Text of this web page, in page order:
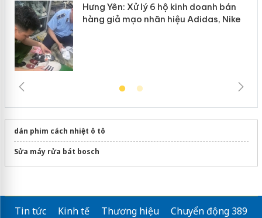
Hưng Yên: Xử lý 6 hộ kinh doanh bán
hàng giả mạo nhãn hiệu Adidas, Nike
dán phim cách nhiệt ô tô
Sửa máy rửa bát bosch
Tin tức Kinh tế Thương hiệu
Chuyển động 389